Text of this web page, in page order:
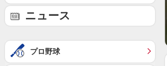
ニュース
プロ野球